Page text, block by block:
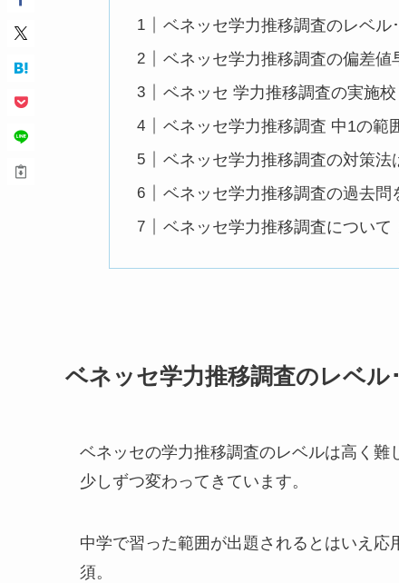
ベネッセ学力推移調査のレベル
ベネッセ学力推移調査の偏差値
ベネッセ 学力推移調査の実施校
ベネッセ学力推移調査 中1の範
ベネッセ学力推移調査の対策法
ベネッセ学力推移調査の過去問
ベネッセ学力推移調査について
ベネッセ学力推移調査のレベル
ベネッセの学力推移調査のレベルは高く
少しずつ変わってきています。
中学で習った範囲が出題されるとはいえ
須。